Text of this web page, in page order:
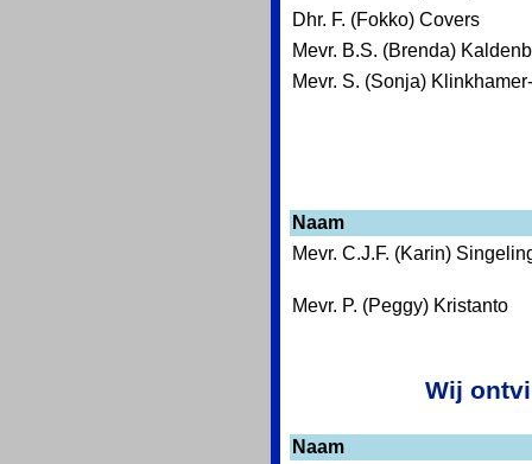
Dhr. F. (Fokko) Covers
Mevr. B.S. (Brenda)
Mevr. S. (Sonja)
Naam
Mevr. C.J.F. (Karin)
Mevr. P. (Peggy) Kristanto
Wij
Naam